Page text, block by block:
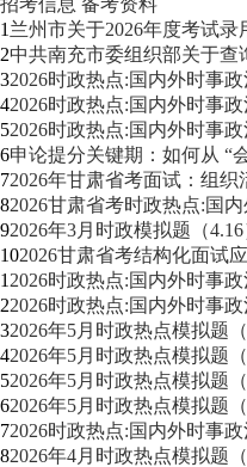
招考信息 备考资料
1 兰州市关于2026年度考试录
2中共南充市委组织部关于查
32026时政热点:国内外时事
42026时政热点:国内外时事
52026时政热点:国内外时事
6申论提分关键期：如何从 “
72026年甘肃省考面试：组
82026甘肃省考时政热点:国
92026年3月时政模拟题（4.16
102026甘肃省考结构化面试
1 2026时政热点:国内外时事
22026时政热点:国内外时事
32026年5月时政热点模拟题（
42026年5月时政热点模拟题（
52026年5月时政热点模拟题（
62026年5月时政热点模拟题（
72026时政热点:国内外时事
82026年4月时政热点模拟题（